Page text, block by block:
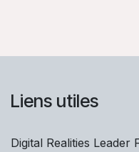
Liens utiles
Digital Realities Leader